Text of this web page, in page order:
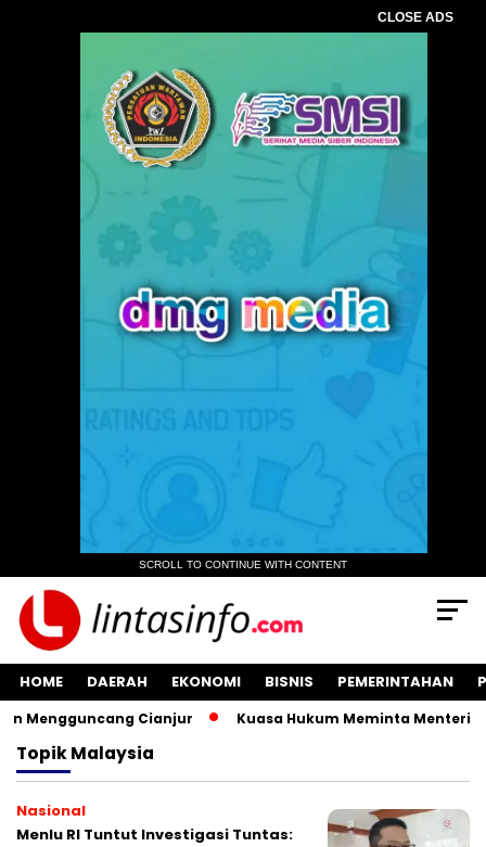
CLOSE ADS
SCROLL TO CONTINUE WITH CONTENT
HOME DAERAH EKONOMI BISNIS PEMERINTAHAN
Mengguncang Cianjur Kuasa Hukum Meminta Menteri
TopikMalaysia
Nasional
Menlu RI Tuntut Investigasi Tuntas: